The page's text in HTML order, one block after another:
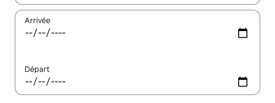
Arrivée
Départ